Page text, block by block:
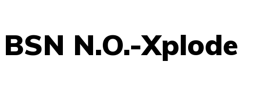
BSN N.O.-Xplode